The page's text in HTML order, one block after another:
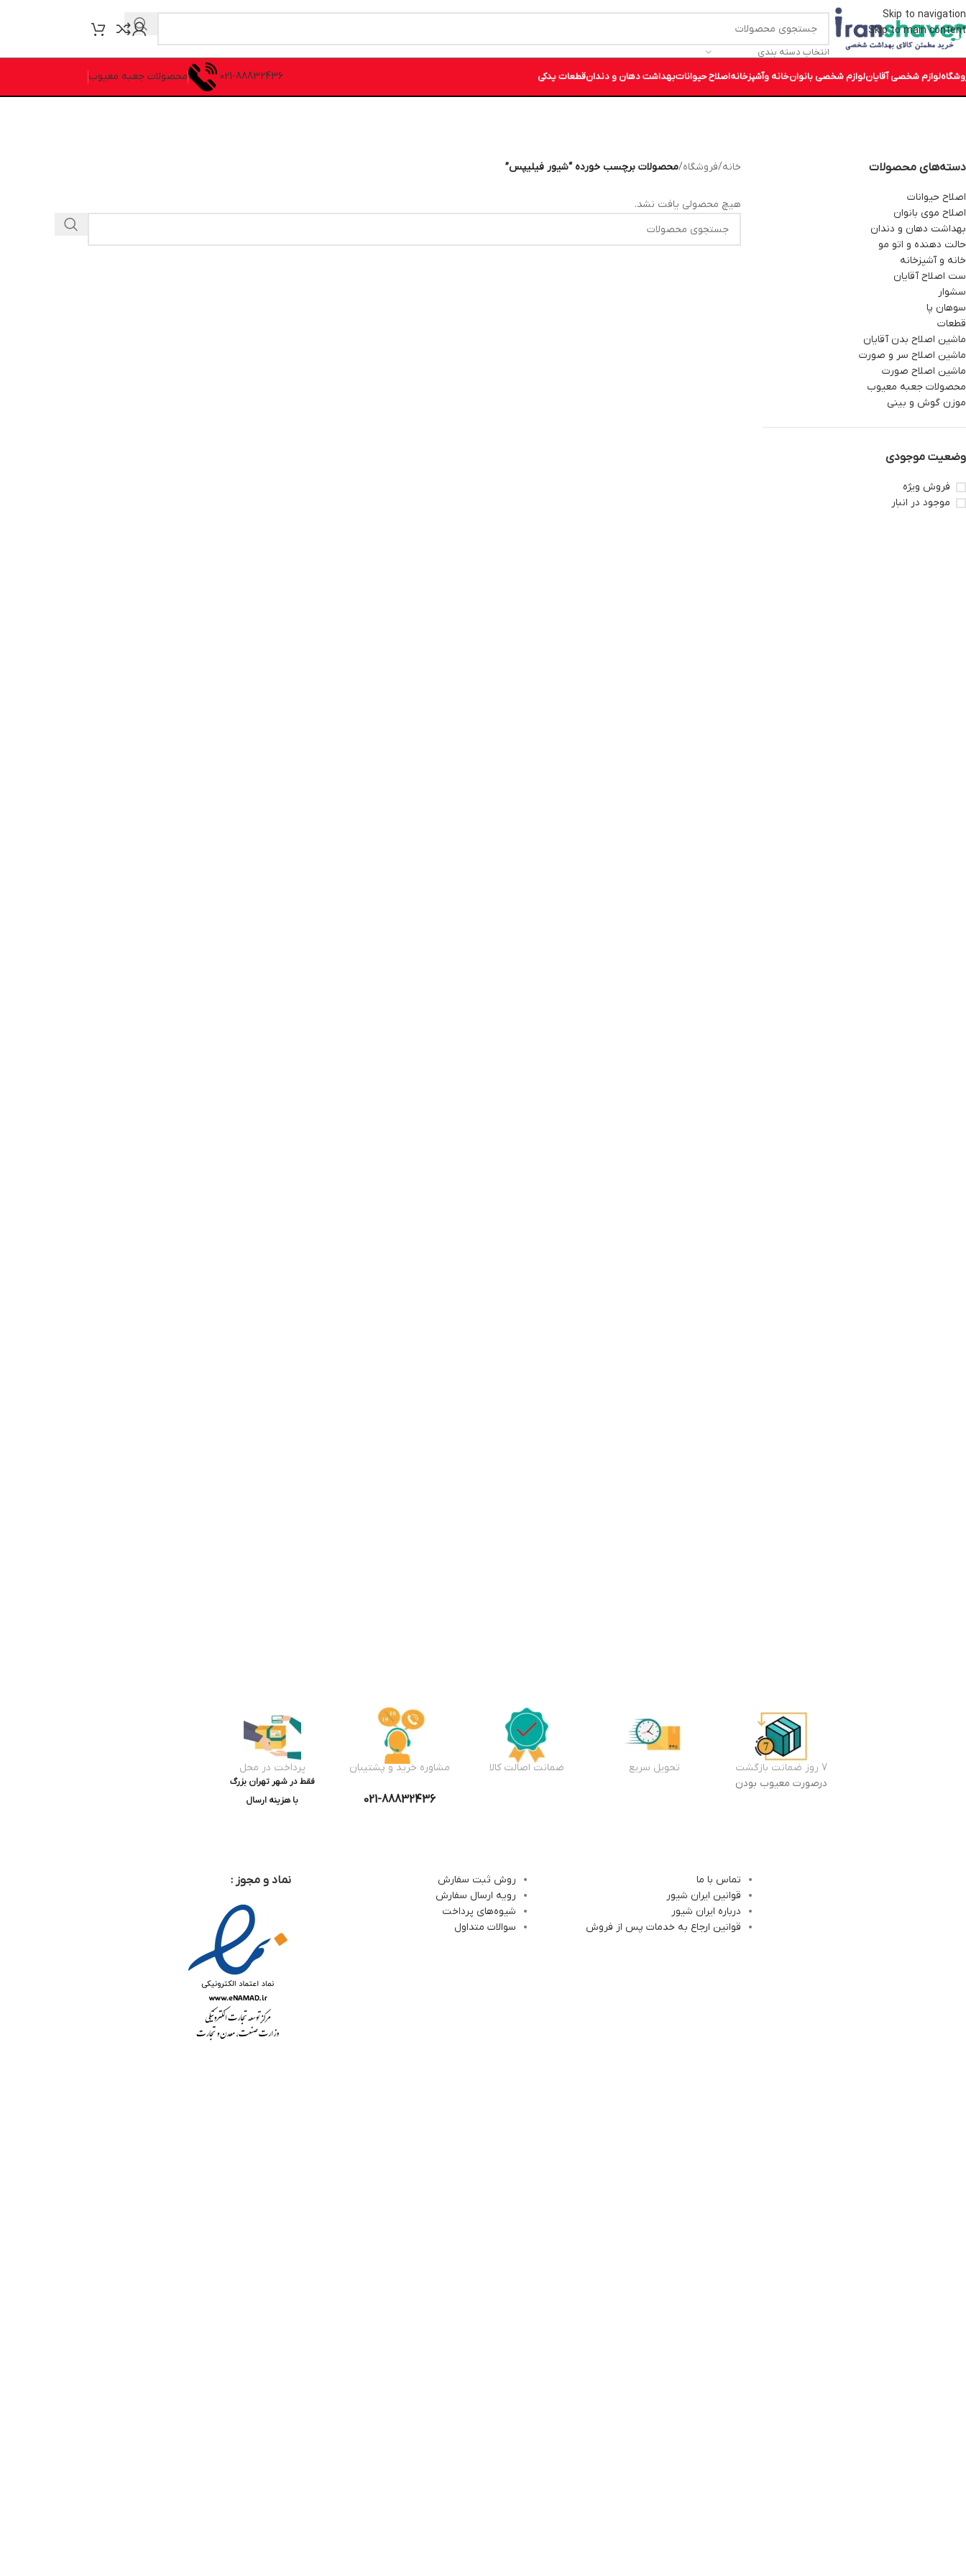
Skip to navigation
Skip to main content
انتخاب دسته بندی
لوازم شخصی آقایانلوازم شخصی بانوانخانه وآشپزخانهاصلاح حیواناتبهداشت دهان و دندانقطعات یدکی 021-88832436 محصولات جعبه معیوب
دسته‌های محصولات
اصلاح حیوانات
اصلاح موی بانوان
بهداشت دهان و دندان
حالت دهنده و اتو مو
خانه و آشپزخانه
ست اصلاح آقایان
سشوار
سوهان پا
قطعات
ماشین اصلاح بدن آقایان
ماشین اصلاح سر و صورت
ماشین اصلاح صورت
محصولات جعبه معیوب
موزن گوش و بینی
وضعیت موجودی
فروش ویژه
موجود در انبار
خانه/فروشگاه/محصولات برچسب خورده “شیور فیلیپس”
هیچ محصولی یافت نشد.
7 روز ضمانت بازگشت
درصورت معیوب بودن
تحویل سریع ضمانت اصالت کالا مشاوره خرید و پشتیبان
021-88832436
پرداخت در محل
فقط در شهر تهران بزرگ
با هزینه ارسال
تماس با ما
قوانین ایران شیور
درباره ایران شیور
قوانین ارجاع به خدمات پس از فروش
روش ثبت سفارش
رویه ارسال سفارش
شیوه‌های پرداخت
سوالات متداول
نماد و مجوز :